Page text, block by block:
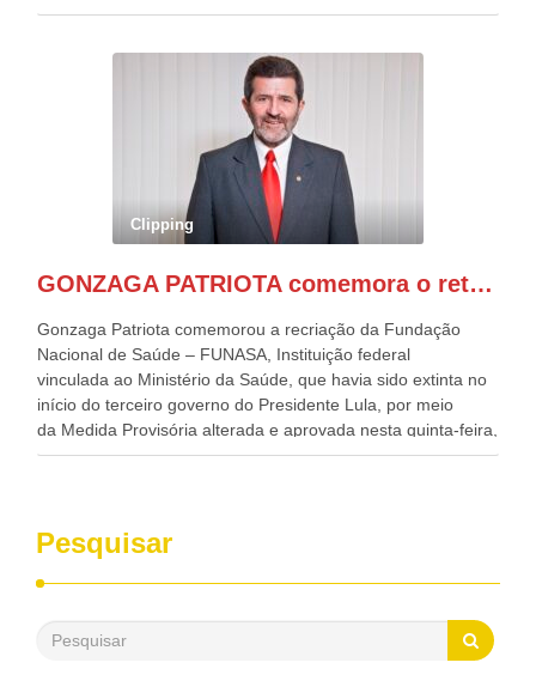
desafios para a elaboração de políticas públicas, que
evento contou com a presença do Vice-presidente Geraldo
Alckmin, que também ocupa o Ministério do
Desenvolvimento, Indústria, Comércio e Serviços, o ex
governador de Pernambuco, agora Presidente do Banco do
Nordeste, Paulo Câmara, o ex Deputado Federal, e
atualmente Superintendente da SUDENE, Danilo Cabral, da
Governadora de Pernambuco, Raquel Lyra, os ministros da
Casa Civil, Rui Costa, e da Integração e do Desenvolvimento
de todo Nordeste que também ajudam a fomentar o
Clipping
GONZAGA PATRIOTA comemora o retorno da FUNASA
Gonzaga Patriota comemorou a recriação da Fundação
Nacional de Saúde – FUNASA, Instituição federal
vinculada ao Ministério da Saúde, que havia sido extinta no
início do terceiro governo do Presidente Lula, por meio
da Medida Provisória alterada e aprovada nesta quinta-feira,
pelo Congresso Nacional. Gonzaga Patriota disse hoje em
desenvolvimento dos seus municípios e, somente o ano
passado, essa Fundação distribuiu mais de três bilhões de
reais, com suas maravilhosas ações, dentre alas, mais de
saneamento básico, em pequenas comunidades rurais.
Patriota disse ainda que, mesmo sem mandato,
Pesquisar